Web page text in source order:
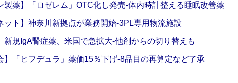
製薬】「ロゼレム」OTC化し発売‐体内時計整える睡眠改善薬
ット】神奈川新拠点が業務開始‐3PL専用物流施設
新規IgA腎症薬、米国で急拡大‐他剤からの切り替えも
】「ヒフデュラ」薬価15％下げ‐8品目の再算定など了承